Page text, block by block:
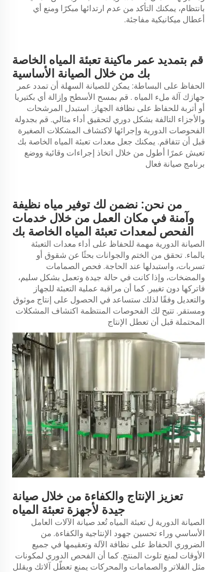
بانتظام، يمكنك التأكد من عدم ارتدائها مبكرًا ومنع أي
أعطال ميكانيكية مفاجئة.
قم بتمديد عمر ماكينة تعبئة المياه الخاصة
بك من خلال الصيانة الأساسية
الحفاظ على البساطة: يمكن للصيانة السهلة أن تمدد عمر
جهازك آلة ملء المياه . قم بمسح الأسطح وإزالة أي بكتيريا
أو أتربة للحفاظ على نظافة الجهاز. استبدل المرشحات
والأجزاء التالفة بشكل دوري لتحقيق أداء مثالي. قم بجدولة
الفحوصات الدورية وإجرائها لاكتشاف المشكلات الصغيرة
قبل أن تتفاقم. يمكنك جعل معدات تعبئة المياه الخاصة بك
تعيش عمرًا أطول من خلال اتخاذ إجراءات وقائية ووضع
برنامج صيانة فعال
من نحن: نضمن لك توفير مياه نظيفة
وآمنة في مكان العمل من خلال خدمات
الفحص لمعدات تعبئة المياه الخاصة بك
الصيانة الدورية مهمة للحفاظ على أداء معدات التعبئة
بالماء. تحقق من الختم والجوانات بحثًا عن شقوق أو
تسربات، واستبدلها عند الحاجة. فحص الصمامات
والمضخات، وإذا كانت في حالة جيدة وتعمل بشكل سليم،
فاتركها دون تغيير. كما أن مراقبة عملية التعبئة للجهاز
والتعديل وفقًا لذلك ستساعد في الحصول على إنتاج موثوق
ومستقر. تتيح لك الفحوصات المنتظمة اكتشاف المشكلات
المحتملة قبل أن تعطل الإنتاج
تعزيز الإنتاج والكفاءة من خلال صيانة
جيدة لأجهزة تعبئة المياه
الصيانة الدورية ل تعبئة المياه تُعد صيانة الآلات العامل
الأساسي وراء تحسين جهود الإنتاجية والكفاءة. من
الضروري الحفاظ على نظافة الآلة وتعقيمها في جميع
الأوقات لمنع تلوث المنتج. كما أن الفحص الدوري لمكونات
مثل الفلاتر والصمامات والمحركات يمنع تعطّل آلاتك ويقلل